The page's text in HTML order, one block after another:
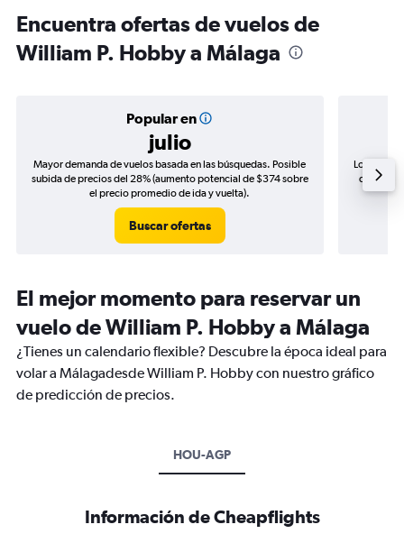
Encuentra ofertas de vuelos de
William P. Hobby a Málaga
Popular en
julio
Mayor demanda de vuelos basada en las búsquedas. Posible
subida de precios del 28% (aumento potencial de $374 sobre
el precio promedio de ida y vuelta).
Buscar ofertas
Los
de
El mejor momento para reservar un
vuelo de William P. Hobby a Málaga
¿Tienes un calendario flexible? Descubre la época ideal para
volar a Málagadesde William P. Hobby con nuestro gráfico
de predicción de precios.
HOU-AGP
Información de Cheapflights